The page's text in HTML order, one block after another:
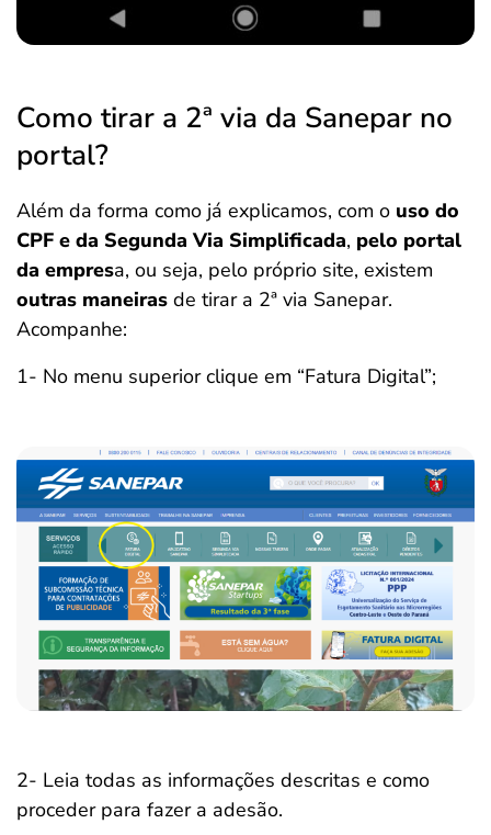
Como tirar a 2ª via da Sanepar no
portal?
Além da forma como já explicamos, com o uso do
CPF e da Segunda Via Simplificada, pelo portal
da empresa, ou seja, pelo próprio site, existem
outras maneiras de tirar a 2ª via Sanepar.
Acompanhe:
1- No menu superior clique em “Fatura Digital”;
2- Leia todas as informações descritas e como
proceder para fazer a adesão.